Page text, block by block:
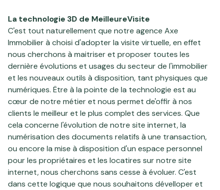
La technologie 3D de MeilleureVisite
C'est tout naturellement que notre agence Axe
Immobilier à choisi d'adopter la visite virtuelle, en effet
nous cherchons à maitriser et proposer toutes les
dernière évolutions et usages du secteur de l'immobilier
et les nouveaux outils à disposition, tant physiques que
numériques. Ëtre à la pointe de la technologie est au
cœur de notre métier et nous permet de'offir à nos
clients le meilleur et le plus complet des services. Que
cela concerne l'évolution de notre site internet, la
numérisation des documents relatifs à une transaction,
ou encore la mise à disposition d'un espace personnel
pour les propriétaires et les locatires sur notre site
internet, nous cherchons sans cesse à évoluer. C'est
dans cette logique que nous souhaitons dévelloper et